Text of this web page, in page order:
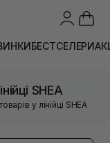
БЕСТСЕЛЕРИ
SHEA
у лінійці SHEA